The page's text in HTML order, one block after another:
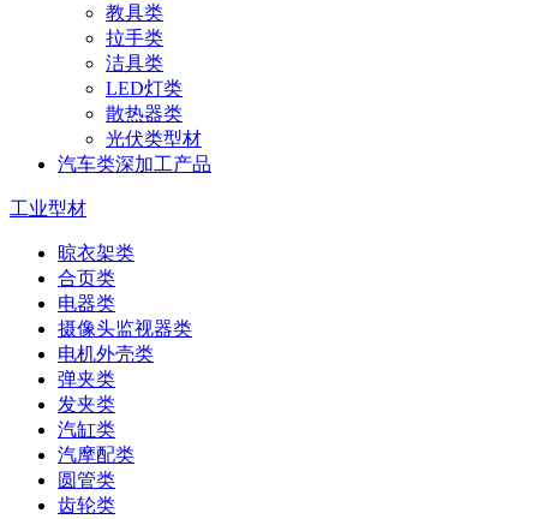
教具类
拉手类
洁具类
LED灯类
散热器类
光伏类型材
汽车类深加工产品
工业型材
晾衣架类
合页类
电器类
摄像头监视器类
电机外壳类
弹夹类
发夹类
汽缸类
汽摩配类
圆管类
齿轮类